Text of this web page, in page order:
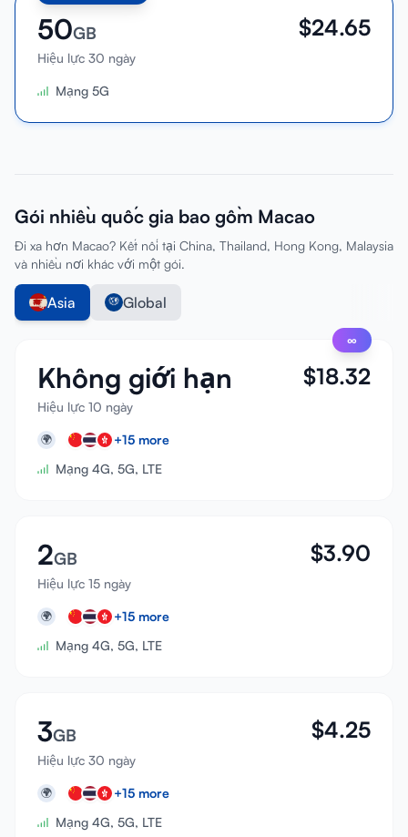
50GB
Hiệu lực 30 ngày
$24.65
Mạng 5G
Gói nhiều quốc gia bao gồm Macao
Đi xa hơn Macao? Kết nối tại China, Thailand, Hong Kong, Malaysia
và nhiều nơi khác với một gói.
Asia Global
∞
Không giới hạn
Hiệu lực 10 ngày
$18.32
🌍 +15 more
Mạng 4G, 5G, LTE
2GB
Hiệu lực 15 ngày
$3.90
🌍 +15 more
Mạng 4G, 5G, LTE
3GB
Hiệu lực 30 ngày
$4.25
🌍 +15 more
Mạng 4G, 5G, LTE